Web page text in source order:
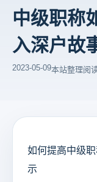
中级职称
入深户故
2023-05-09本站整理阅
如何提高中级
示